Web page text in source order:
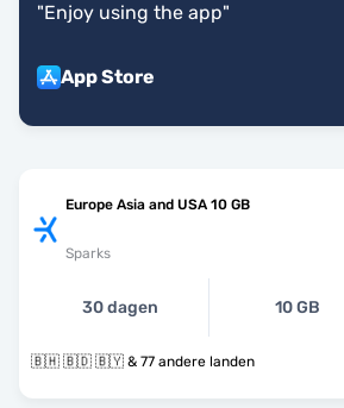
"Enjoy using the app"
App Store
Europe Asia and USA 10 GB
Sparks
30 dagen 10 GB
🇧🇭 🇧🇩 🇧🇾 & 77 andere landen